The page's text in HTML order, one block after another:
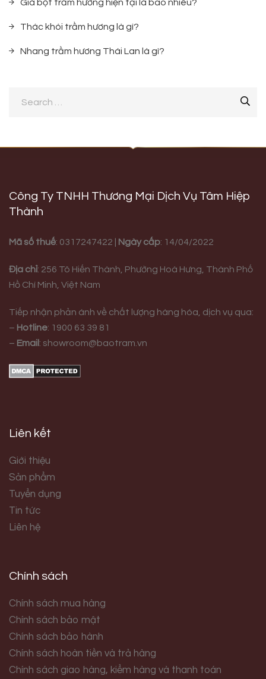
Giá bột trầm hương hiện tại là bao nhiêu?
Thác khói trầm hương là gì?
Nhang trầm hương Thái Lan là gì?
Công Ty TNHH Thương Mại Dịch Vụ Tâm Hiệp
Thành
Mã số thuế: 0317247422 | Ngày cấp: 14/04/2022
Địa chỉ: 256 Tô Hiến Thành, Phường Hoà Hưng, Thành Phố
Hồ Chí Minh, Việt Nam
Tiếp nhận phản ánh về chất lượng hàng hóa, dịch vụ qua:
– Hotline: 1900 63 39 81
– Email : showroom@baotram.vn
Liên kết
Giới thiệu
Sản phẩm
Tuyển dụng
Tin tức
Liên hệ
Chính sách
Chính sách mua hàng
Chính sách bảo mật
Chính sách bảo hành
Chính sách hoàn tiền và trả hàng
Chính sách giao hàng, kiểm hàng và thanh toán